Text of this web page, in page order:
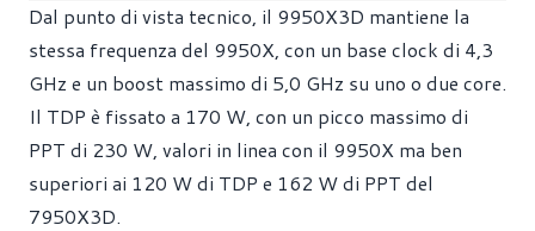
Dal punto di vista tecnico, il 9950X3D mantiene la
stessa frequenza del 9950X, con un base clock di 4,3
GHz e un boost massimo di 5,0 GHz su uno o due core.
Il TDP è fissato a 170 W, con un picco massimo di
PPT di 230 W, valori in linea con il 9950X ma ben
superiori ai 120 W di TDP e 162 W di PPT del
7950X3D.